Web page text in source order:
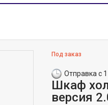
Под заказ
Отправка с
Шкаф
версия